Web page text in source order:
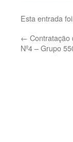
Esta entrada
← Contratação
Nº4 – Grupo